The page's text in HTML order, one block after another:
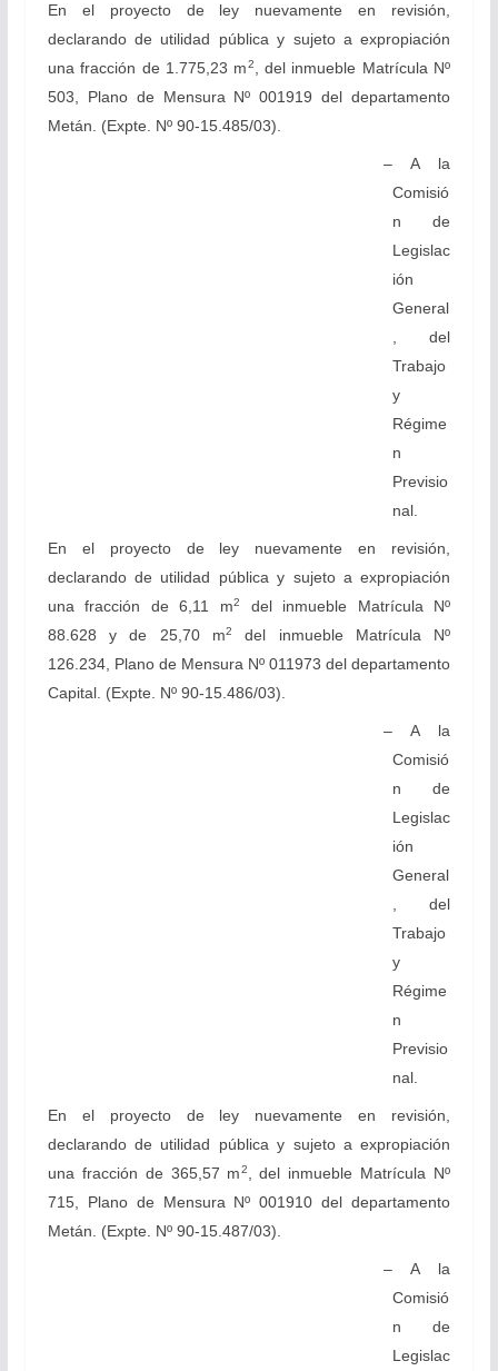
En el proyecto de ley nuevamente en revisión,
declarando de utilidad pública y sujeto a expropiación
una fracción de 1.775,23 m2, del inmueble Matrícula Nº
503, Plano de Mensura Nº 001919 del departamento
Metán. (Expte. Nº 90-15.485/03).
– A la
Comisió
n de
Legislac
ión
General
, del
Trabajo
y
Régime
n
Previsio
nal.
En el proyecto de ley nuevamente en revisión,
declarando de utilidad pública y sujeto a expropiación
una fracción de 6,11 m2
del inmueble Matrícula Nº
88.628 y de 25,70 m2
del inmueble Matrícula Nº
126.234, Plano de Mensura Nº 011973 del departamento
Capital. (Expte. Nº 90-15.486/03).
– A la
Comisió
n de
Legislac
ión
General
, del
Trabajo
y
Régime
n
Previsio
nal.
En el proyecto de ley nuevamente en revisión,
declarando de utilidad pública y sujeto a expropiación
una fracción de 365,57 m2, del inmueble Matrícula Nº
715, Plano de Mensura Nº 001910 del departamento
Metán. (Expte. Nº 90-15.487/03).
– A la
Comisió
n de
Legislac